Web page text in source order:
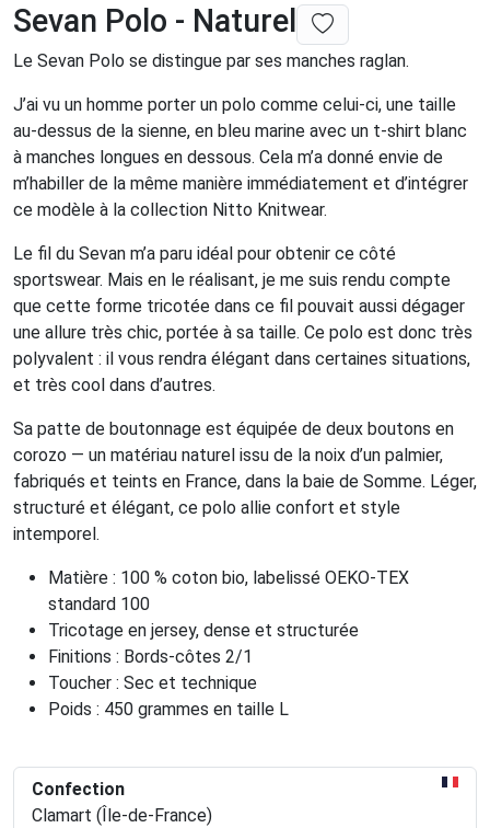
Sevan Polo - Naturel
Le Sevan Polo se distingue par ses manches raglan.
J’ai vu un homme porter un polo comme celui-ci, une taille
au-dessus de la sienne, en bleu marine avec un t-shirt blanc
à manches longues en dessous. Cela m’a donné envie de
m’habiller de la même manière immédiatement et d’intégrer
ce modèle à la collection Nitto Knitwear.
Le fil du Sevan m’a paru idéal pour obtenir ce côté
sportswear. Mais en le réalisant, je me suis rendu compte
que cette forme tricotée dans ce fil pouvait aussi dégager
une allure très chic, portée à sa taille. Ce polo est donc très
polyvalent : il vous rendra élégant dans certaines situations,
et très cool dans d’autres.
Sa patte de boutonnage est équipée de deux boutons en
corozo — un matériau naturel issu de la noix d’un palmier,
fabriqués et teints en France, dans la baie de Somme. Léger,
structuré et élégant, ce polo allie confort et style
intemporel.
Matière : 100 % coton bio, labelissé OEKO-TEX
standard 100
Tricotage en jersey, dense et structurée
Finitions : Bords-côtes 2/1
Toucher : Sec et technique
Poids : 450 grammes en taille L
Confection
Clamart (Île-de-France)